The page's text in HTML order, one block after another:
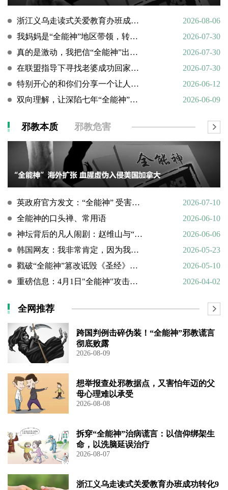
浙江义乌走读式关爱教育办班成功转化9名“全能神”“全范围教会”等邪教人员
2026-08-06
我妈妈是“全能神”地区带领，转化情况好转
2026-07-30
真的是激动，我把信“全能神”出走的老婆找了回来
2026-07-30
在联盟指导下寻找老婆成功回家回顾
2026-07-30
特别开心的和你们分享一个让人欣慰的好消息
2026-06-12
双向理解，让深陷七年“全能神”的母亲彻底醒悟
2026-06-09
邪教本质 邪教危害
英政府官方发文：“全能神” 受害说辞不实，英国拒为邪教提供庇护
2026-07-10
全能神的口头禅、常用语
2026-06-10
神坛背后的凡人闹剧：赵维山与“女基督”杨向斌的隐秘家庭史
2026-06-06
韩国网友：我非常肯定，因为我亲眼所见。
2026-05-23
戳破“全能神”篡改诋毁《圣经》的荒谬本质
2026-05-10
重磅信息：4月1日"全能神"攻击天主教
2026-04-02
全网推荐
跨国判例击碎伪装！“全能神”邪教谎言
彻底败露
2026-08-09
想举报查处邪教据点，又害怕年迈的父
母心理难以承受
2026-08-08
拆穿“全能神”治病谎言：以信仰绑架生
命，以洗脑延误治疗
2026-08-07
浙江义乌走读式关爱教育办班成功转化9